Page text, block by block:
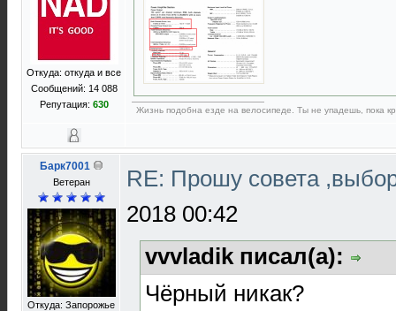
Откуда: откуда и все
Сообщений: 14 088
Репутация: 630
Жизнь подобна езде на велосипеде. Ты не упадешь, пока
Барк7001
Ветеран
Откуда: Запорожье
RE: Прошу совета
2018 00:42
vvvladik писал(а):
Чёрный никак?